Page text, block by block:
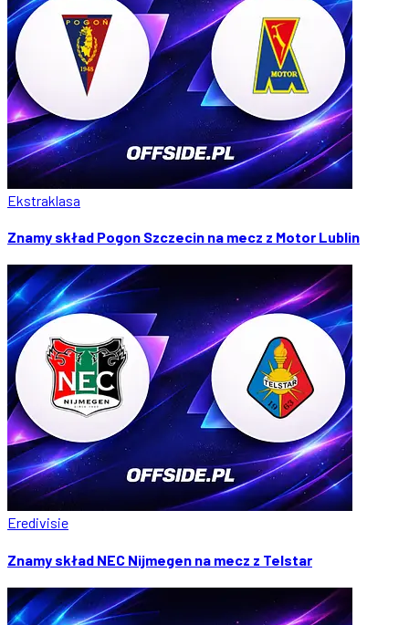
Ekstraklasa
Znamy skład Pogon Szczecin na mecz z Motor Lublin
Eredivisie
Znamy skład NEC Nijmegen na mecz z Telstar